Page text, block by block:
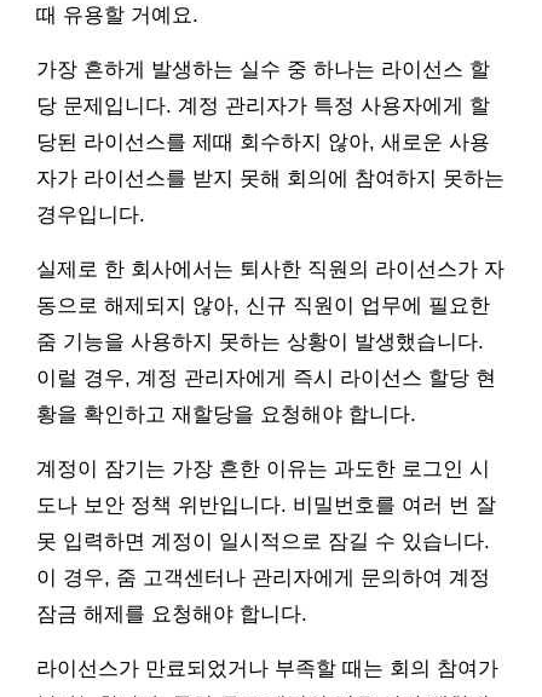
때 유용할 거예요.
가장 흔하게 발생하는 실수 중 하나는 라이선스 할
당 문제입니다. 계정 관리자가 특정 사용자에게 할
당된 라이선스를 제때 회수하지 않아, 새로운 사용
자가 라이선스를 받지 못해 회의에 참여하지 못하는
경우입니다.
실제로 한 회사에서는 퇴사한 직원의 라이선스가 자
동으로 해제되지 않아, 신규 직원이 업무에 필요한
줌 기능을 사용하지 못하는 상황이 발생했습니다.
이럴 경우, 계정 관리자에게 즉시 라이선스 할당 현
황을 확인하고 재할당을 요청해야 합니다.
계정이 잠기는 가장 흔한 이유는 과도한 로그인 시
도나 보안 정책 위반입니다. 비밀번호를 여러 번 잘
못 입력하면 계정이 일시적으로 잠길 수 있습니다.
이 경우, 줌 고객센터나 관리자에게 문의하여 계정
잠금 해제를 요청해야 합니다.
라이선스가 만료되었거나 부족할 때는 회의 참여가